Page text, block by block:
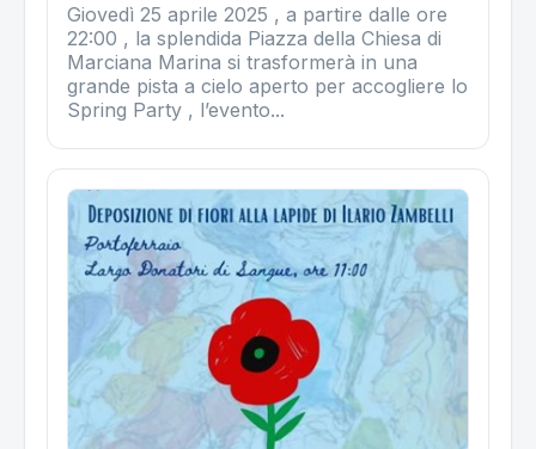
Giovedì 25 aprile 2025 , a partire dalle ore
22:00 , la splendida Piazza della Chiesa di
Marciana Marina si trasformerà in una
grande pista a cielo aperto per accogliere lo
Spring Party , l’evento...